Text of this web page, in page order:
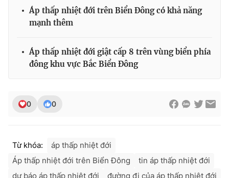
® Cấm sao chép dưới mọi hình thức nếu không có sự chấp
Áp thấp nhiệt đới trên Biển Đông có khả năng
mạnh thêm
Áp thấp nhiệt đới giật cấp 8 trên vùng biển phía
đông khu vực Bắc Biển Đông
0 0
Từ khóa:
áp thấp nhiệt đới
Áp thấp nhiệt đới trên Biển Đông
tin áp thấp nhiệt đới
dự báo áp thấp nhiệt đới
đường đi của áp thấp nhiệt đới